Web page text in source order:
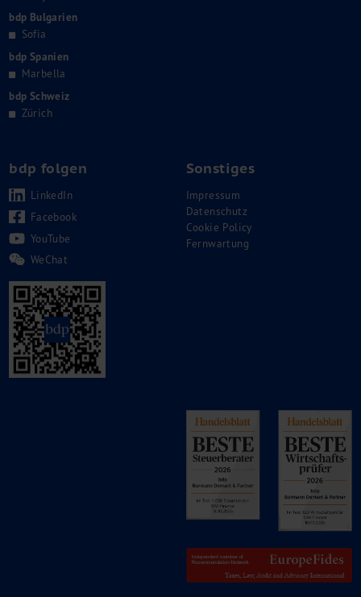
bdp Bulgarien
Sofia
bdp Spanien
Marbella
bdp Schweiz
Zürich
bdp folgen
LinkedIn
Facebook
YouTube
WeChat
Sonstiges
Impressum
Datenschutz
Cookie Policy
Fernwartung